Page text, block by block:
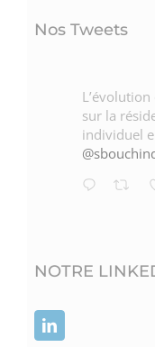
Nos Tweets
sur la
individuel
NOTRE